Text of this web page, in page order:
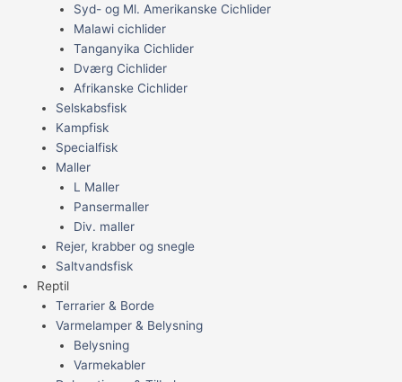
Syd- og Ml. Amerikanske Cichlider
Malawi cichlider
Tanganyika Cichlider
Dværg Cichlider
Afrikanske Cichlider
Selskabsfisk
Kampfisk
Specialfisk
Maller
L Maller
Pansermaller
Div. maller
Rejer, krabber og snegle
Saltvandsfisk
Reptil
Terrarier & Borde
Varmelamper & Belysning
Belysning
Varmekabler